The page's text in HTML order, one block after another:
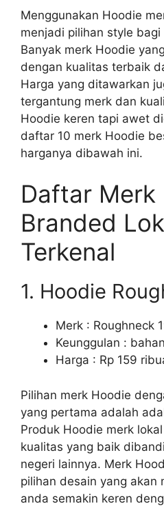
Menggunakan Hoodie
menjadi pilihan style
Banyak merk Hoodie
dengan kualitas terbaik
Harga yang ditawarkan
tergantung merk dan
Hoodie keren tapi awet
daftar 10 merk Hoodie
harganya dibawah ini.
Daftar Merk
Branded
Terkenal
1. Hoodie
Merk : Roughneck
Keunggulan :
Harga : Rp 159
Pilihan merk Hoodie
yang pertama adalah
Produk Hoodie merk
kualitas yang baik
negeri lainnya. Merk
pilihan desain yang akan
anda semakin keren